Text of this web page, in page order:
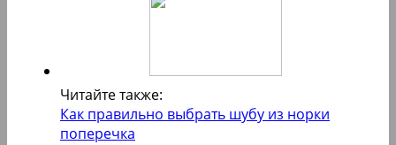
Читайте также:
Как правильно выбрать шубу из норки
поперечка